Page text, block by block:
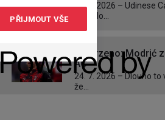
26. 7. 2026 – Udinese
pojistilo...
Potvrzeno: Modrić
AC
24. 7. 2026 – Dlouho to
že...
PŘIJMOUT VŠE